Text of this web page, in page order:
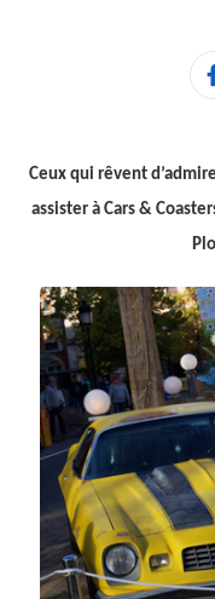
Ceux qui rêvent
assister à Cars &